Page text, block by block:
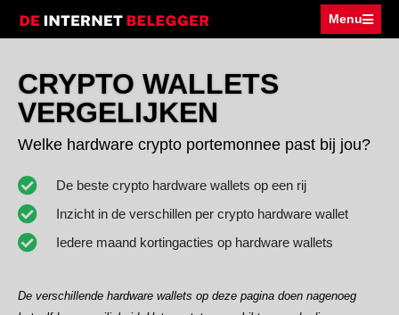
Menu
CRYPTO WALLETS
VERGELIJKEN
Welke hardware crypto portemonnee past bij jou?
De beste crypto hardware wallets op een rij
Inzicht in de verschillen per crypto hardware wallet
Iedere maand kortingacties op hardware wallets
De verschillende hardware wallets op deze pagina doen nagenoeg